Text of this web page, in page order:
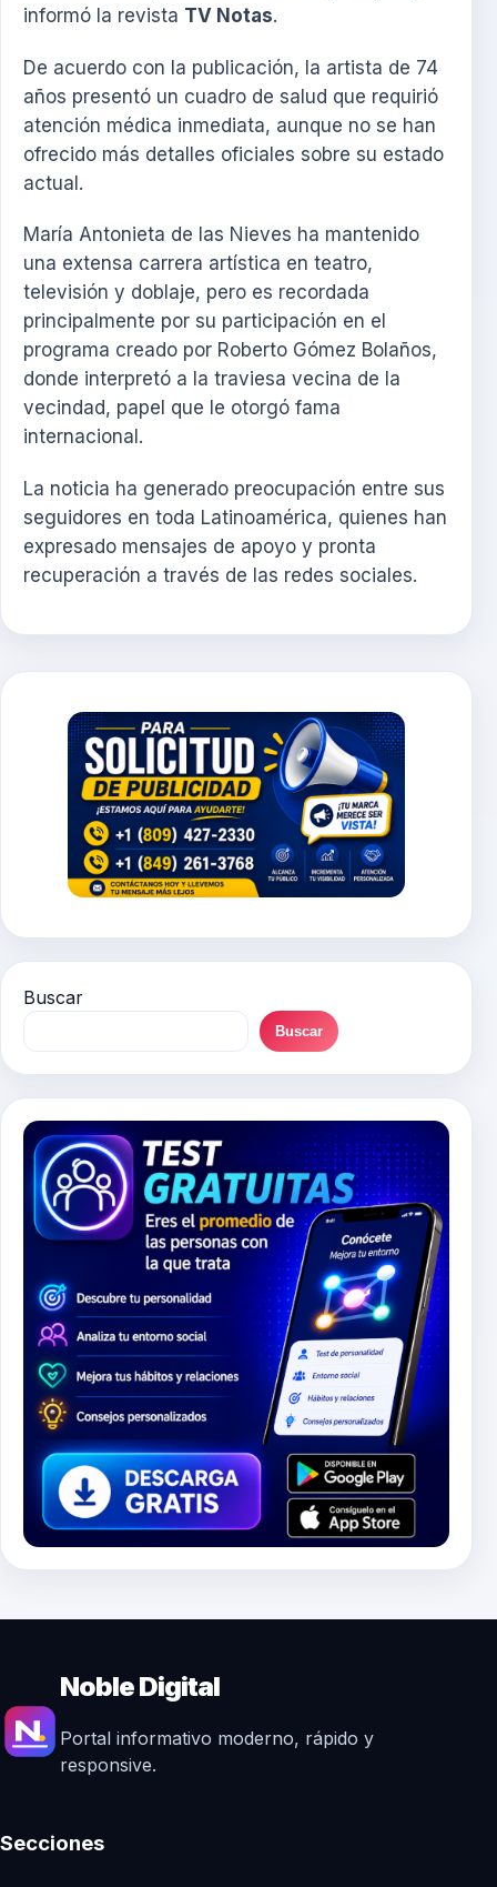
informó la revista TV Notas.
De acuerdo con la publicación, la artista de 74
años presentó un cuadro de salud que requirió
atención médica inmediata, aunque no se han
ofrecido más detalles oficiales sobre su estado
actual.
María Antonieta de las Nieves ha mantenido
una extensa carrera artística en teatro,
televisión y doblaje, pero es recordada
principalmente por su participación en el
programa creado por Roberto Gómez Bolaños,
donde interpretó a la traviesa vecina de la
vecindad, papel que le otorgó fama
internacional.
La noticia ha generado preocupación entre sus
seguidores en toda Latinoamérica, quienes han
expresado mensajes de apoyo y pronta
recuperación a través de las redes sociales.
Buscar
Buscar
Noble Digital
Portal informativo moderno, rápido y
responsive.
Secciones